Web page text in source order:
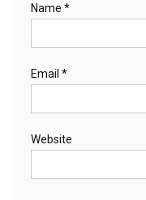
Name *
Email *
Website